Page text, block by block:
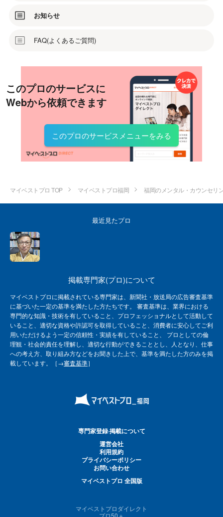
お知らせ
FAQ(よくあるご質問)
このプロのサービスに
Webから依頼できます
このプロのサービスメニューをみる
マイベストプロ TOP マイベストプロ福岡 福岡のメンタル・カウンセリ
最近見たプロ
掲載専門家(プロ)について
マイベストプロに掲載されている専門家は、新聞社・放送局の広告審査基準
に基づいた一定の基準を満たした方たちです。 審査基準は、業界における
専門的な知識・技術を有していること、プロフェッショナルとして活動して
いること、適切な資格や許認可を取得していること、消費者に安心してご利
用いただけるよう一定の信頼性・実績を有していること、 プロとしての倫
理観・社会的責任を理解し、適切な行動ができることとし、人となり、仕事
への考え方、取り組み方などをお聞きした上で、基準を満たした方のみを掲
載しています。［→審査基準］
専門家登録·掲載について
運営会社
利用規約
プライバシーポリシー
お問い合わせ
マイベストプロ 全国版
マイベストプロダイレクト
プロ50＋